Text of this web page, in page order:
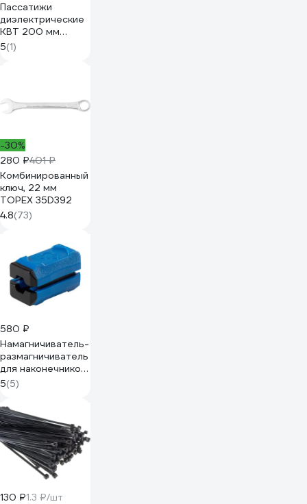
Пассатижи
диэлектрические
КВТ 200 мм
серия ERGOLINE
105213
5(1)
-30%
280 ₽401 ₽
Комбинированный
ключ, 22 мм
TOPEX 35D392
4.8(73)
580 ₽
Намагничиватель-
размагничиватель
для наконечников
KING TONY 76MBH
5(5)
130 ₽1.3 ₽/шт